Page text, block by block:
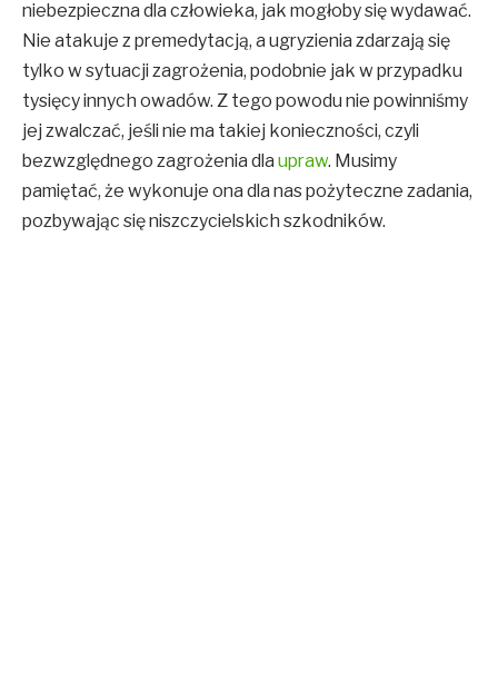
niebezpieczna dla człowieka, jak mogłoby się wydawać.
Nie atakuje z premedytacją, a ugryzienia zdarzają się
tylko w sytuacji zagrożenia, podobnie jak w przypadku
tysięcy innych owadów. Z tego powodu nie powinniśmy
jej zwalczać, jeśli nie ma takiej konieczności, czyli
bezwzględnego zagrożenia dla upraw. Musimy
pamiętać, że wykonuje ona dla nas pożyteczne zadania,
pozbywając się niszczycielskich szkodników.